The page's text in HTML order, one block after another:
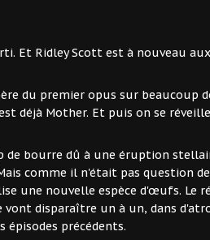
Et Ridley Scott est à nouveau
du premier opus sur beaucoup
déjà Mother. Et puis on se
de bourre dû à une éruption
comme il n'était pas question
une nouvelle espèce d'œufs. Le
vont disparaître un à un, dans
épisodes précédents.